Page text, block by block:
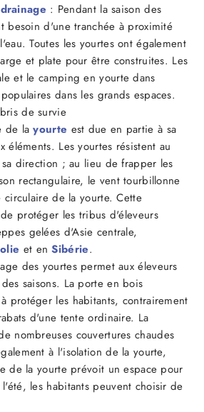
: Pendant la saison des
besoin d'une tranchée à proximité
Toutes les yourtes ont également
et plate pour être construites. Les
et le camping en yourte dans
dans les grands espaces.
de survie
de layourte est due en partie à sa
éléments. Les yourtes résistent au
direction ; au lieu de frapper les
rectangulaire, le vent tourbillonne
circulaire de la yourte. Cette
protéger les tribus d'éleveurs
gelées d'Asie centrale,
et enSibérie.
des yourtes permet aux éleveurs
saisons. La porte en bois
protéger les habitants, contrairement
d'une tente ordinaire. La
nombreuses couvertures chaudes
à l'isolation de la yourte,
de la yourte prévoit un espace pour
les habitants peuvent choisir de